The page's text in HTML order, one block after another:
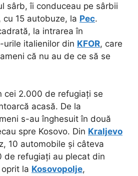
sârb, îi conduceau pe sârbii
15 autobuze, la Pec.
la intrarea în
urile italienilor din KFOR, care
că nu au de ce să se
cei 2.000 de refugiați se
acasă. De la
s-au înghesuit în două
spre Kosovo. Din Kraljevo
10 automobile și câteva
de refugiați au plecat din
la Kosovopolje,